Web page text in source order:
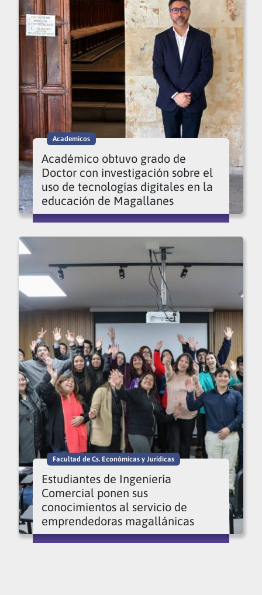
Academicos
Académico obtuvo grado de
Doctor con investigación sobre el
uso de tecnologías digitales en la
educación de Magallanes
Facultad de Cs. Económicas y Jurídicas
Estudiantes de Ingeniería
Comercial ponen sus
conocimientos al servicio de
emprendedoras magallánicas